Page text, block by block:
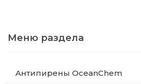
Филиалы
Меню раздела
Антипирены OceanСhem